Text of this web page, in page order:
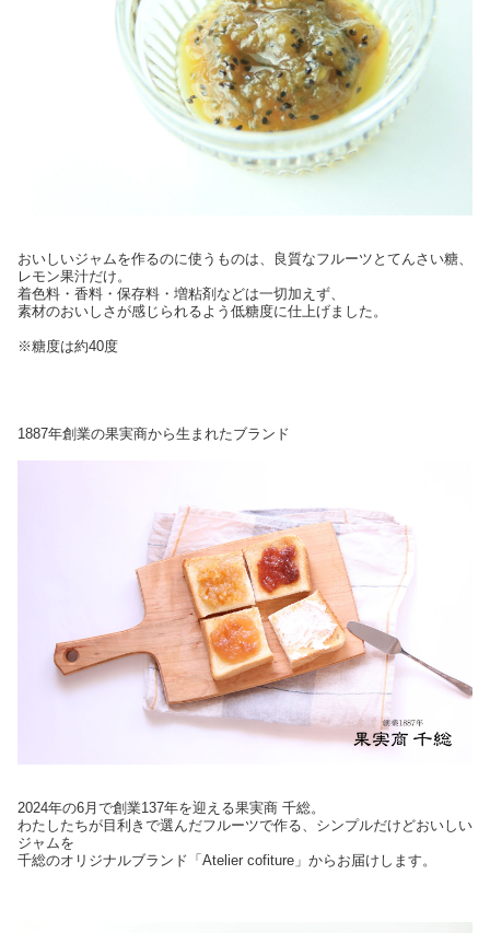
おいしいジャムを作るのに使うものは、良質なフルーツとてんさい糖、
レモン果汁だけ。
着色料・香料・保存料・増粘剤などは一切加えず、
素材のおいしさが感じられるよう低糖度に仕上げました。
※糖度は約40度
1887年創業の果実商から生まれたブランド
2024年の6月で創業137年を迎える果実商 千総。
わたしたちが目利きで選んだフルーツで作る、シンプルだけどおいしい
ジャムを
千総のオリジナルブランド「Atelier cofiture」からお届けします。